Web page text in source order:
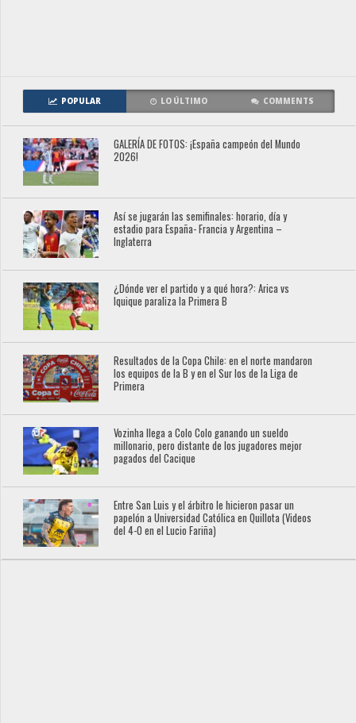
POPULAR LO ÚLTIMO COMMENTS
GALERÍA DE FOTOS: ¡España campeón del Mundo
2026!
Así se jugarán las semifinales: horario, día y
estadio para España- Francia y Argentina –
Inglaterra
¿Dónde ver el partido y a qué hora?: Arica vs
Iquique paraliza la Primera B
Resultados de la Copa Chile: en el norte mandaron
los equipos de la B y en el Sur los de la Liga de
Primera
Vozinha llega a Colo Colo ganando un sueldo
millonario, pero distante de los jugadores mejor
pagados del Cacique
Entre San Luis y el árbitro le hicieron pasar un
papelón a Universidad Católica en Quillota (Videos
del 4-0 en el Lucio Fariña)